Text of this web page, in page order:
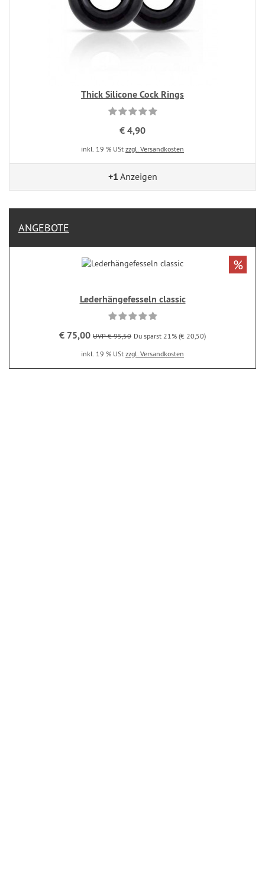
Thick Silicone Cock Rings
€ 4,90
inkl. 19 % USt zzgl. Versandkosten
+1 Anzeigen
ANGEBOTE
Lederhängefesseln classic
€ 75,00 UVP € 95,50 Du sparst 21% (€ 20,50)
inkl. 19 % USt zzgl. Versandkosten
%